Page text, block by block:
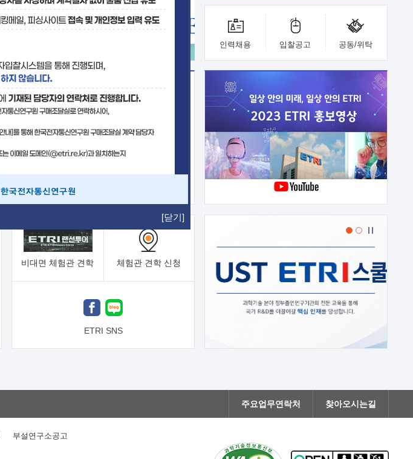
[닫기]
인력채용 입찰공고 공동/위탁
기술사업화플랫폼/기술이전
기술예고 중소기업 지원
보유특허 이전가능 기술
융합기술연구생산센터 반도체실험실
비대면 체험관 견학 체험관 견학 신청
ETRI SNS
주요업무연락처 찾아오시는길
부설연구소공고